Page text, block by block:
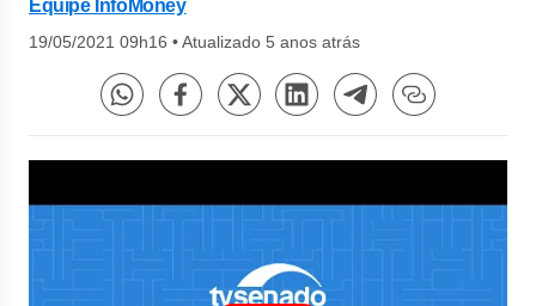
Equipe InfoMoney
19/05/2021 09h16 •Atualizado 5 anos atrás